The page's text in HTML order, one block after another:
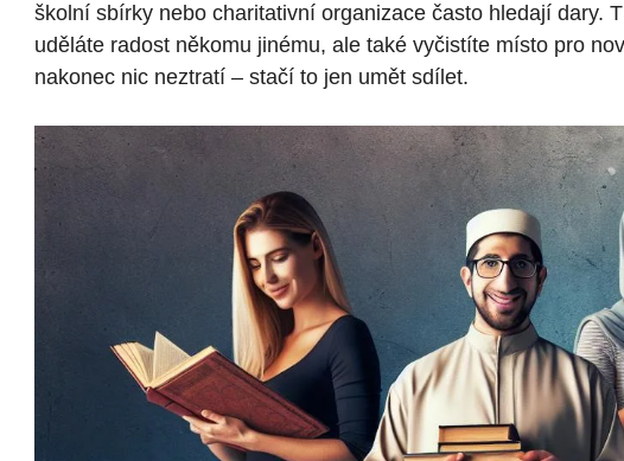
školní sbírky nebo charitativní organizace často hledají dary.
uděláte radost někomu jinému, ale také vyčistíte místo pro
nakonec nic neztratí – stačí to jen umět sdílet.